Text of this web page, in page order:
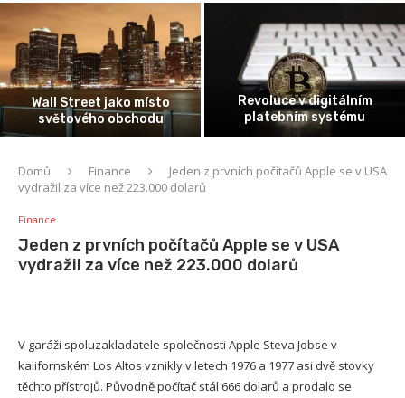
Wall Street jako místo
světového obchodu
Revoluce v digitálním
platebním systému
Domů Finance
Jeden z prvních počítačů Apple se v USA
vydražil za více než 223.000 dolarů
Finance
Jeden z prvních počítačů Apple se v USA
vydražil za více než 223.000 dolarů
V garáži spoluzakladatele společnosti Apple Steva Jobse v
kalifornském Los Altos vznikly v letech 1976 a 1977 asi dvě stovky
těchto přístrojů. Původně počítač stál 666 dolarů a prodalo se